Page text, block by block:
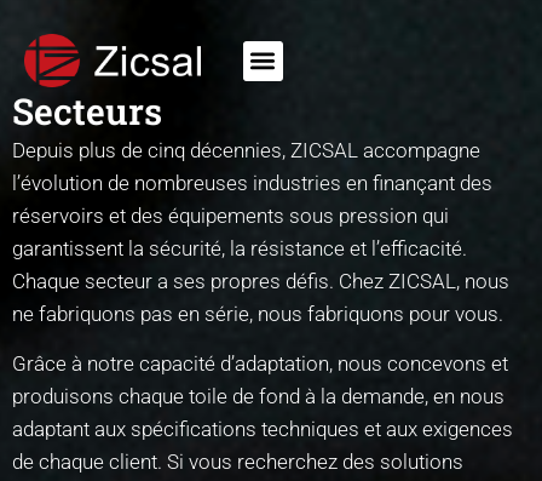
Secteurs
Depuis plus de cinq décennies, ZICSAL accompagne
l’évolution de nombreuses industries en finançant des
réservoirs et des équipements sous pression qui
garantissent la sécurité, la résistance et l’efficacité.
Chaque secteur a ses propres défis. Chez ZICSAL, nous
ne fabriquons pas en série, nous fabriquons pour vous.
Grâce à notre capacité d’adaptation, nous concevons et
produisons chaque toile de fond à la demande, en nous
adaptant aux spécifications techniques et aux exigences
de chaque client. Si vous recherchez des solutions